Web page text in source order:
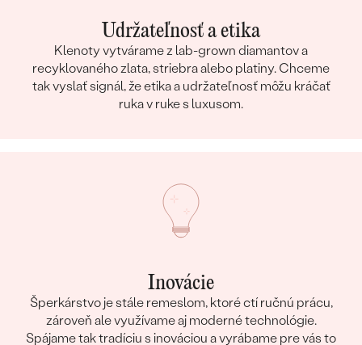
Udržateľnosť a etika
Klenoty vytvárame z lab-grown diamantov a
recyklovaného zlata, striebra alebo platiny. Chceme
tak vyslať signál, že etika a udržateľnosť môžu kráčať
ruka v ruke s luxusom.
Inovácie
Šperkárstvo je stále remeslom, ktoré ctí ručnú prácu,
zároveň ale využívame aj moderné technológie.
Spájame tak tradíciu s inováciou a vyrábame pre vás to